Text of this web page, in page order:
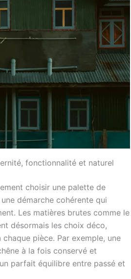
fonctionnalité et naturel
choisir une palette de
démarche cohérente qui
Les matières brutes comme le
désormais les choix déco,
pièce. Par exemple, une
à la fois conservé et
parfait équilibre entre passé et